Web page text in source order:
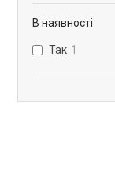
В наявності
Так 1